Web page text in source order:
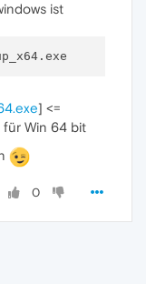
ist
] <=
für Win 64 bit
0